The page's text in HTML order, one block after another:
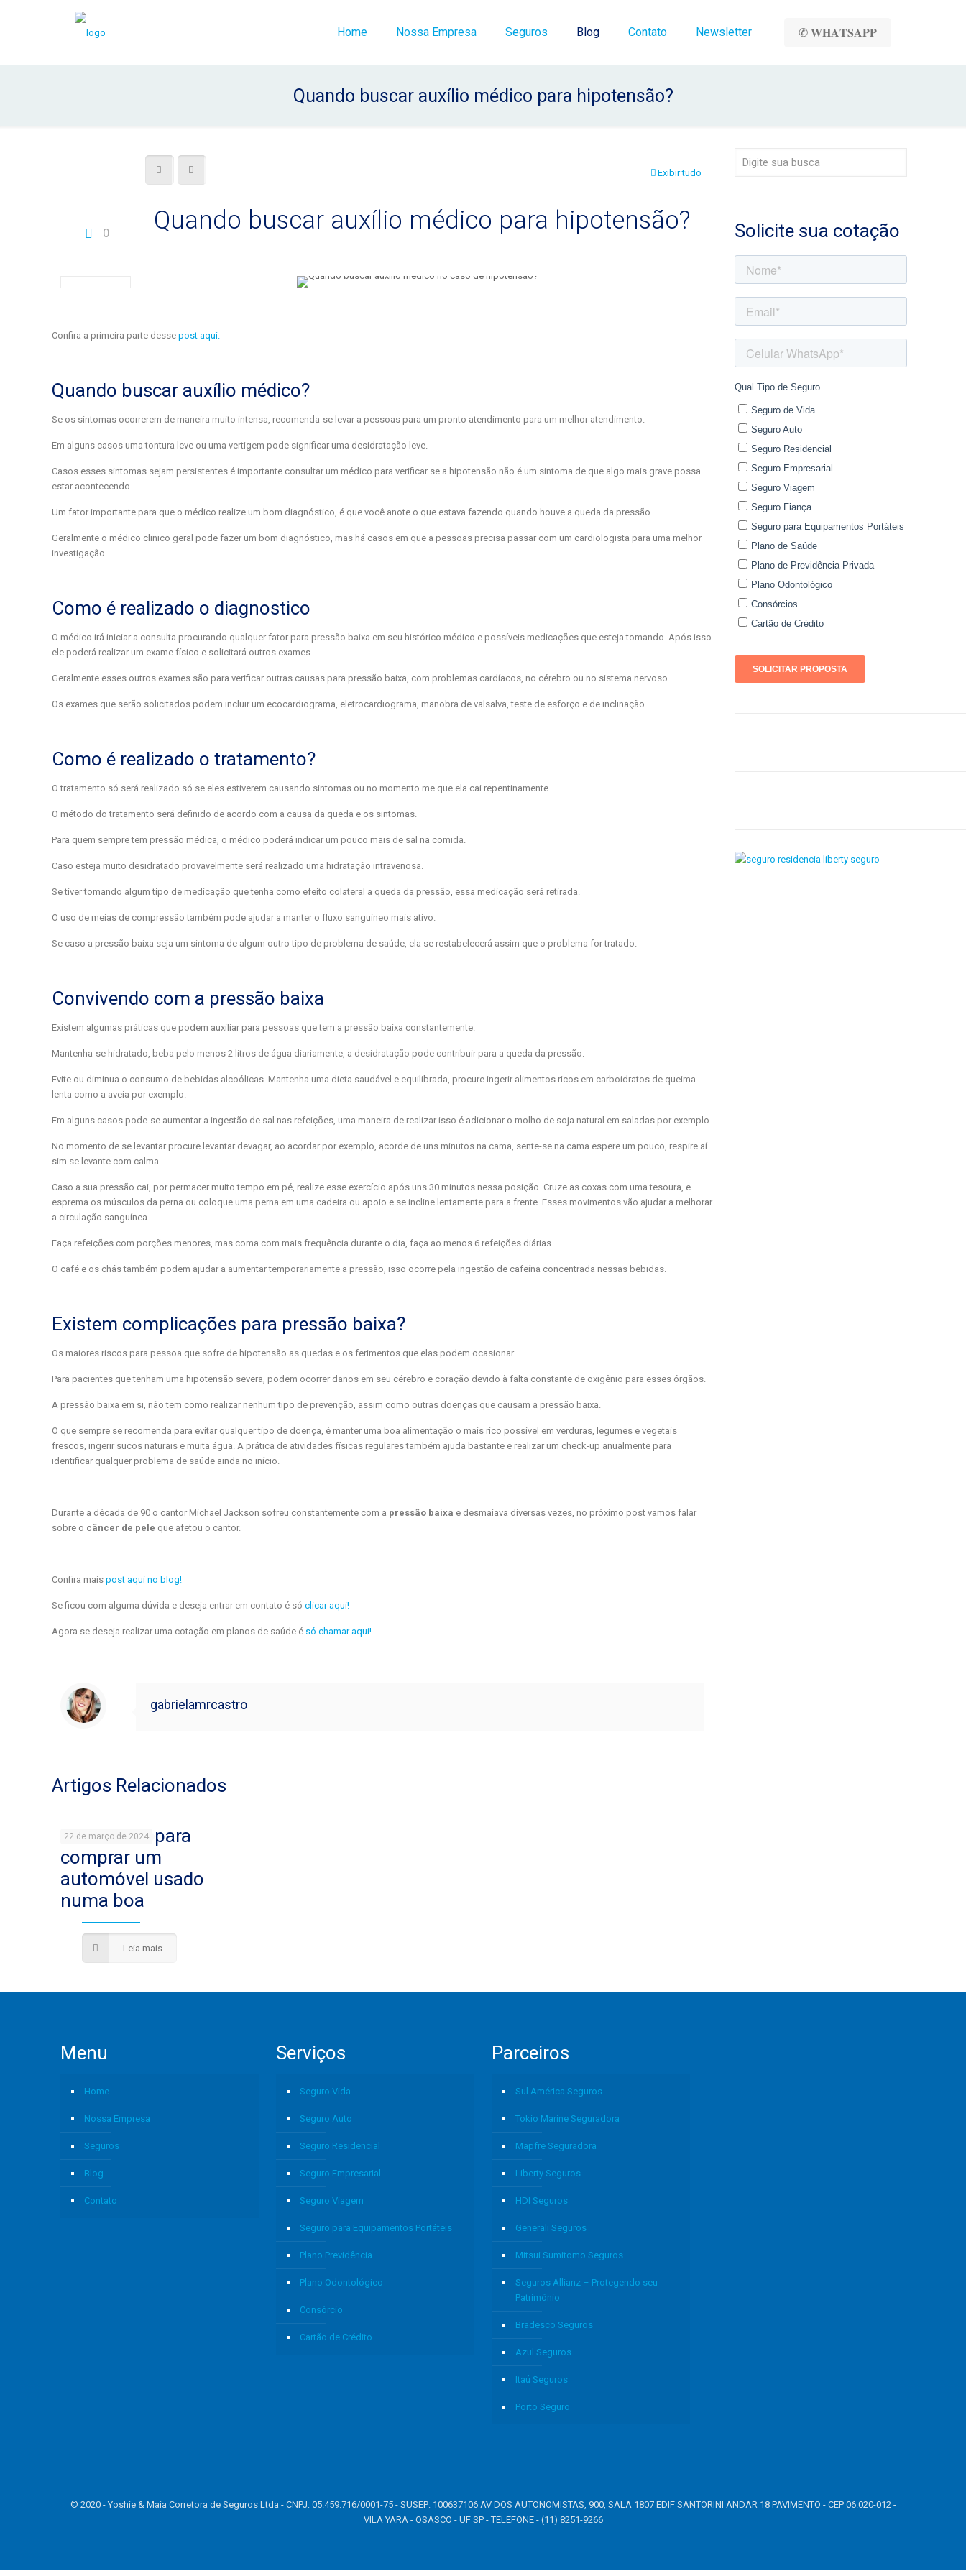
Home Nossa Empresa Seguros Blog Contato Newsletter ✆ 𝐖𝐇𝐀𝐓𝐒𝐀𝐏𝐏
Quando buscar auxílio médico para hipotensão?
Exibir tudo
0 Quando buscar auxílio médico para hipotensão?
Confira a primeira parte desse post aqui.
Quando buscar auxílio médico?
Se os sintomas ocorrerem de maneira muito intensa, recomenda-se levar a pessoas para um pronto atendimento para um melhor atendimento.
Em alguns casos uma tontura leve ou uma vertigem pode significar uma desidratação leve.
Casos esses sintomas sejam persistentes é importante consultar um médico para verificar se a hipotensão não é um sintoma de que algo mais grave possa
estar acontecendo.
Um fator importante para que o médico realize um bom diagnóstico, é que você anote o que estava fazendo quando houve a queda da pressão.
Geralmente o médico clinico geral pode fazer um bom diagnóstico, mas há casos em que a pessoas precisa passar com um cardiologista para uma melhor
investigação.
Como é realizado o diagnostico
O médico irá iniciar a consulta procurando qualquer fator para pressão baixa em seu histórico médico e possíveis medicações que esteja tomando. Após isso
ele poderá realizar um exame físico e solicitará outros exames.
Geralmente esses outros exames são para verificar outras causas para pressão baixa, com problemas cardíacos, no cérebro ou no sistema nervoso.
Os exames que serão solicitados podem incluir um ecocardiograma, eletrocardiograma, manobra de valsalva, teste de esforço e de inclinação.
Como é realizado o tratamento?
O tratamento só será realizado só se eles estiverem causando sintomas ou no momento me que ela cai repentinamente.
O método do tratamento será definido de acordo com a causa da queda e os sintomas.
Para quem sempre tem pressão médica, o médico poderá indicar um pouco mais de sal na comida.
Caso esteja muito desidratado provavelmente será realizado uma hidratação intravenosa.
Se tiver tomando algum tipo de medicação que tenha como efeito colateral a queda da pressão, essa medicação será retirada.
O uso de meias de compressão também pode ajudar a manter o fluxo sanguíneo mais ativo.
Se caso a pressão baixa seja um sintoma de algum outro tipo de problema de saúde, ela se restabelecerá assim que o problema for tratado.
Convivendo com a pressão baixa
Existem algumas práticas que podem auxiliar para pessoas que tem a pressão baixa constantemente.
Mantenha-se hidratado, beba pelo menos 2 litros de água diariamente, a desidratação pode contribuir para a queda da pressão.
Evite ou diminua o consumo de bebidas alcoólicas. Mantenha uma dieta saudável e equilibrada, procure ingerir alimentos ricos em carboidratos de queima
lenta como a aveia por exemplo.
Em alguns casos pode-se aumentar a ingestão de sal nas refeições, uma maneira de realizar isso é adicionar o molho de soja natural em saladas por exemplo.
No momento de se levantar procure levantar devagar, ao acordar por exemplo, acorde de uns minutos na cama, sente-se na cama espere um pouco, respire aí
sim se levante com calma.
Caso a sua pressão cai, por permacer muito tempo em pé, realize esse exercício após uns 30 minutos nessa posição. Cruze as coxas com uma tesoura, e
esprema os músculos da perna ou coloque uma perna em uma cadeira ou apoio e se incline lentamente para a frente. Esses movimentos vão ajudar a melhorar
a circulação sanguínea.
Faça refeições com porções menores, mas coma com mais frequência durante o dia, faça ao menos 6 refeições diárias.
O café e os chás também podem ajudar a aumentar temporariamente a pressão, isso ocorre pela ingestão de cafeína concentrada nessas bebidas.
Existem complicações para pressão baixa?
Os maiores riscos para pessoa que sofre de hipotensão as quedas e os ferimentos que elas podem ocasionar.
Para pacientes que tenham uma hipotensão severa, podem ocorrer danos em seu cérebro e coração devido à falta constante de oxigênio para esses órgãos.
A pressão baixa em si, não tem como realizar nenhum tipo de prevenção, assim como outras doenças que causam a pressão baixa.
O que sempre se recomenda para evitar qualquer tipo de doença, é manter uma boa alimentação o mais rico possível em verduras, legumes e vegetais
frescos, ingerir sucos naturais e muita água. A prática de atividades físicas regulares também ajuda bastante e realizar um check-up anualmente para
identificar qualquer problema de saúde ainda no início.
Durante a década de 90 o cantor Michael Jackson sofreu constantemente com a pressão baixa e desmaiava diversas vezes, no próximo post vamos falar
sobre o câncer de pele que afetou o cantor.
Confira mais post aqui no blog!
Se ficou com alguma dúvida e deseja entrar em contato é só clicar aqui!
Agora se deseja realizar uma cotação em planos de saúde é só chamar aqui!
gabrielamrcastro
Artigos Relacionados
22 de março de 2024
9 cuidados para
comprar um
automóvel usado
numa boa
Leia mais
Solicite sua cotação
Menu
Home
Nossa Empresa
Seguros
Blog
Contato
Serviços
Seguro Vida
Seguro Auto
Seguro Residencial
Seguro Empresarial
Seguro Viagem
Seguro para Equipamentos Portáteis
Plano Previdência
Plano Odontológico
Consórcio
Cartão de Crédito
Parceiros
Sul América Seguros
Tokio Marine Seguradora
Mapfre Seguradora
Liberty Seguros
HDI Seguros
Generali Seguros
Mitsui Sumitomo Seguros
Seguros Allianz – Protegendo seu
Patrimônio
Bradesco Seguros
Azul Seguros
Itaú Seguros
Porto Seguro
© 2020 - Yoshie & Maia Corretora de Seguros Ltda - CNPJ: 05.459.716/0001-75 - SUSEP: 100637106 AV DOS AUTONOMISTAS, 900, SALA 1807 EDIF SANTORINI ANDAR 18 PAVIMENTO - CEP 06.020-012 -
VILA YARA - OSASCO - UF SP - TELEFONE - (11) 8251-9266